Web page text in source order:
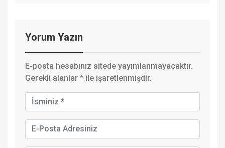
Yorum Yazın
E-posta hesabınız sitede yayımlanmayacaktır.
Gerekli alanlar * ile işaretlenmişdir.